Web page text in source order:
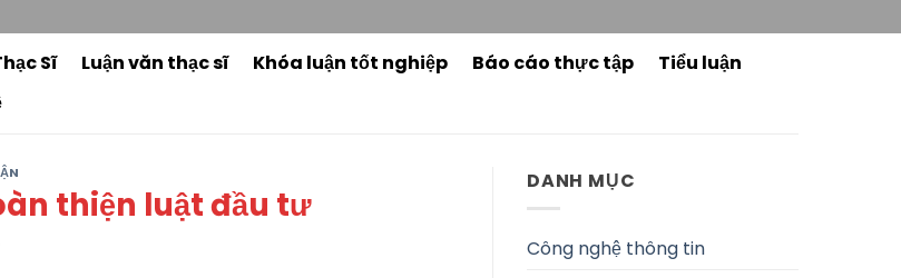
Sĩ Luận văn thạc sĩ Khóa luận tốt nghiệp Báo cáo thực tập
Tiểu luận
thiện luật đầu tư
DANH MỤC
Công nghệ thông tin